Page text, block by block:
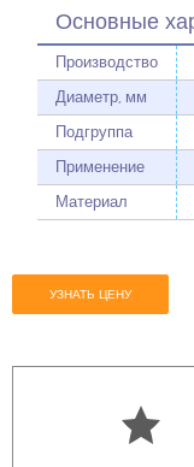
Основные
Производство
Диаметр, мм
Подгруппа
Применение
Материал
УЗНАТЬ ЦЕНУ